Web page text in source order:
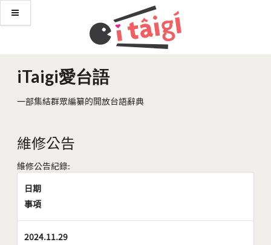
iTaigi愛台語
一部集結群眾編纂的開放台語辭典
維修公告
維修公告紀錄:
日期
事項
2024.11.29